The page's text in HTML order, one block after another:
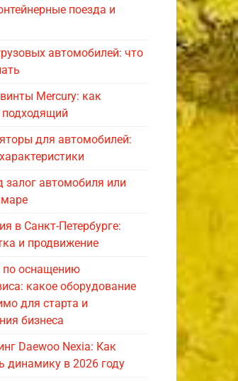
поезда и
автомобилей: что
Mercury: как
для автомобилей:
залог автомобиля или
в Санкт-Петербурге:
и продвижение
по оснащению
какое оборудование
для старта и
бизнеса
Daewoo Nexia: Как
динамику в 2026 году